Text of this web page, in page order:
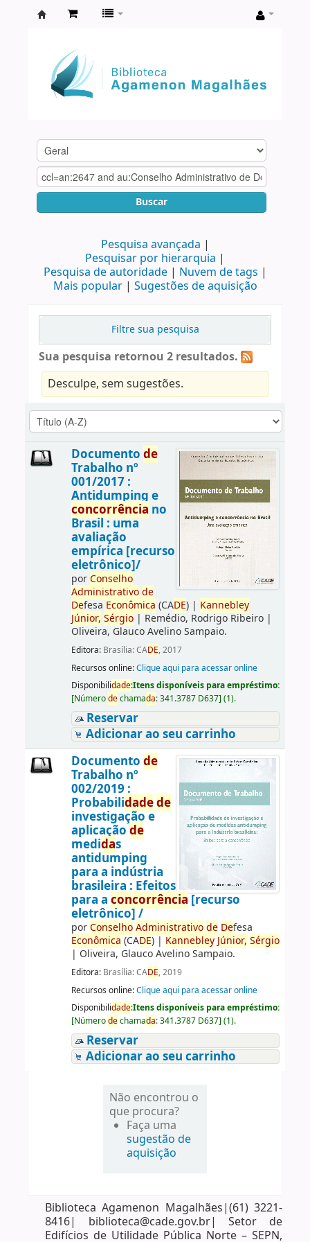
Agamenon
Magalhães
Buscar
Pesquisa avançada
Pesquisar por hierarquia
Pesquisa de autoridade
Nuvem de tags
Mais popular
Sugestões de aquisição
Filtre sua pesquisa
Sua pesquisa retornou 2 resultados.
Desculpe, sem sugestões.
Documento de
Trabalho nº
001/2017 :
Antidumping e
concorrência no
Brasil : uma
avaliação
empírica [recurso
eletrônico]/
porConselho
Administrativo de
Defesa Econômica (CADE)| Kannebley
Júnior, Sérgio| Remédio, Rodrigo Ribeiro|
Oliveira, Glauco Avelino Sampaio.
Editora: Brasília: CADE, 2017
Recursos online:Clique aqui para acessar online
Disponibilidade:Itens disponíveis para empréstimo:
[Númerodechamada:341.3787 D637] (1).
Reservar
Adicionar ao seu carrinho
Documento de
Trabalho nº
002/2019 :
Probabilidadede
investigação e
aplicação de
medidas
antidumping
para a indústria
brasileira : Efeitos
para a concorrência [recurso
eletrônico] /
porConselho Administrativo de Defesa
Econômica (CADE)| Kannebley Júnior, Sérgio
| Oliveira, Glauco Avelino Sampaio.
Editora: Brasília: CADE, 2019
Recursos online:Clique aqui para acessar online
Disponibilidade:Itens disponíveis para empréstimo:
[Númerodechamada:341.3787 D637] (1).
Reservar
Adicionar ao seu carrinho
Não encontrou o
que procura?
Faça uma
sugestão de
aquisição
Biblioteca Agamenon Magalhães|(61) 3221-
8416| biblioteca@cade.gov.br| Setor de
Edifícios de Utilidade Pública Norte – SEPN,